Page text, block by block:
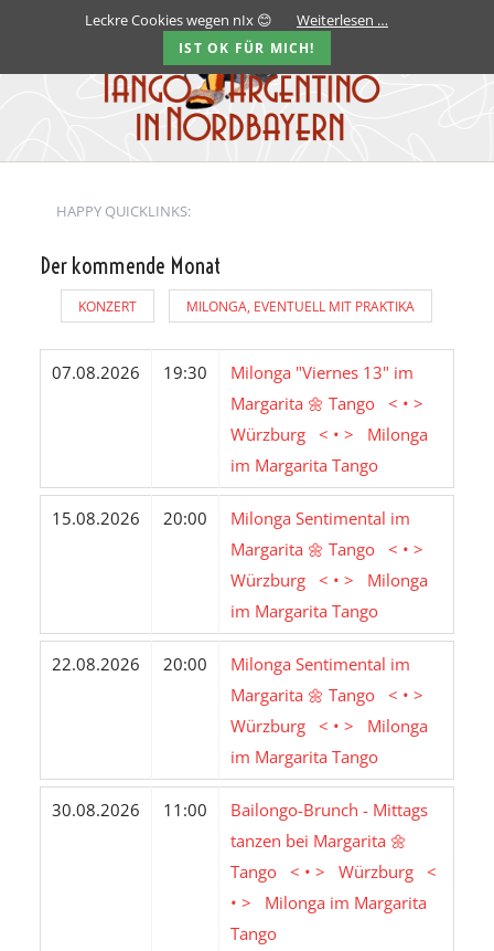
HAPPY QUICKLINKS:
Der kommende Monat
KONZERT MILONGA, EVENTUELL MIT PRAKTIKA
07.08.2026 19:30
Milonga "Viernes 13" im
Margarita 🌼 Tango < • >
Würzburg < • > Milonga
im Margarita Tango
15.08.2026 20:00
Milonga Sentimental im
Margarita 🌼 Tango < • >
Würzburg < • > Milonga
im Margarita Tango
22.08.2026 20:00
Milonga Sentimental im
Margarita 🌼 Tango < • >
Würzburg < • > Milonga
im Margarita Tango
30.08.2026 11:00
Bailongo-Brunch - Mittags
tanzen bei Margarita 🌼
Tango < • > Würzburg <
• > Milonga im Margarita
Tango
Leckre Cookies wegen nIx 😊 Weiterlesen …
IST OK FÜR MICH!